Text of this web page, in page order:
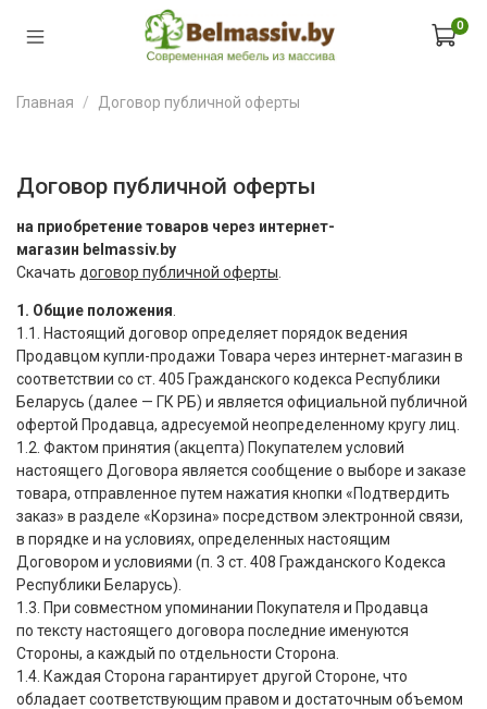
0
Главная Договор публичной оферты
Договор публичной оферты
на приобретение товаров через интернет-
магазин belmassiv.by
Скачать договор публичной оферты
1. Общие положения
1.1. Настоящий договор определяет порядок ведения
Продавцом купли-продажи Товара через интернет-магазин в
соответствии со ст. 405 Гражданского кодекса Республики
Беларусь (далее — ГК РБ) и является официальной публичной
офертой Продавца, адресуемой неопределенному кругу лиц.
1.2. Фактом принятия (акцепта) Покупателем условий
настоящего Договора является сообщение о выборе и заказе
товара, отправленное путем нажатия кнопки «Подтвердить
заказ» в разделе «Корзина» посредством электронной связи,
в порядке и на условиях, определенных настоящим
Договором и условиями (п. 3 ст. 408 Гражданского Кодекса
Республики Беларусь).
1.3. При совместном упоминании Покупателя и Продавца
по тексту настоящего договора последние именуются
Стороны, а каждый по отдельности Сторона.
1.4. Каждая Сторона гарантирует другой Стороне, что
обладает соответствующим правом и достаточным объемом